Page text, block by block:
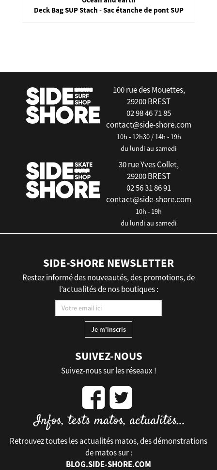
Deck Bag SUP Stach - Sac étanche de pont SUP
100 rue des Mouettes,
29200 BREST
02 98 46 71 85
contact@side-shore.com
10h - 12h30 / 14h - 19h
du lundi au samedi
30 rue Yves Collet,
29200 BREST
02 56 31 86 91
contact@side-shore.com
10h - 19h
du lundi au samedi
SIDE-SHORE NEWSLETTER
Restez informé des nouveautés, des promotions, de
l’actualités de nos boutiques :
SUIVEZ-NOUS
Suivez-nous sur les réseaux !
Retrouvez toutes les actualités matos, des démonstrations
de matos sur :
BLOG.SIDE-SHORE.COM